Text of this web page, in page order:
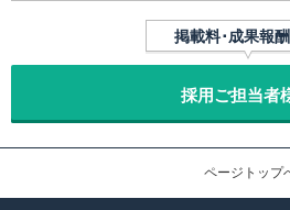
掲載料･成果報酬
採用ご担当者
ページトップ